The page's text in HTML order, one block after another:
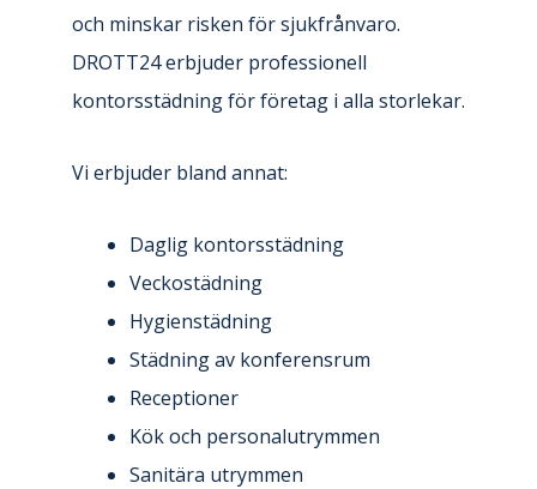
och minskar risken för sjukfrånvaro.
DROTT24 erbjuder professionell
kontorsstädning för företag i alla storlekar.
Vi erbjuder bland annat:
Daglig kontorsstädning
Veckostädning
Hygienstädning
Städning av konferensrum
Receptioner
Kök och personalutrymmen
Sanitära utrymmen